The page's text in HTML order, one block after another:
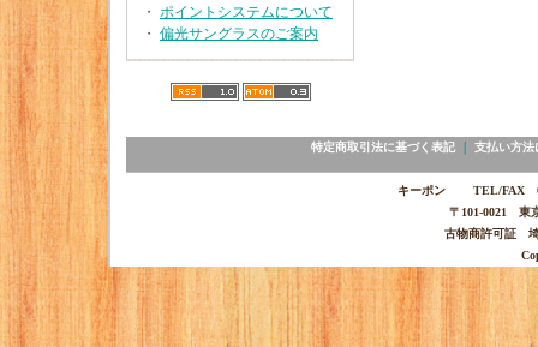
・ ポイントシステムについて
・ 偏光サングラスのご案内
特定商取引法に基づく表記｜ 支払い方法
キーポン TEL/FAX
〒101-0021 東
古物商許可証